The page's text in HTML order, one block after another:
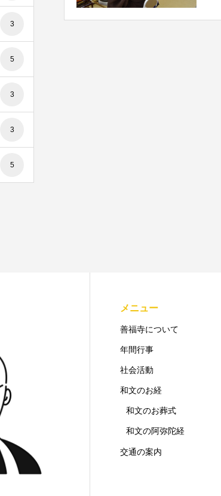
3
5
3
3
5
メニュー
善福寺について
年間行事
社会活動
和文のお経
和文のお葬式
和文の阿弥陀経
交通の案内